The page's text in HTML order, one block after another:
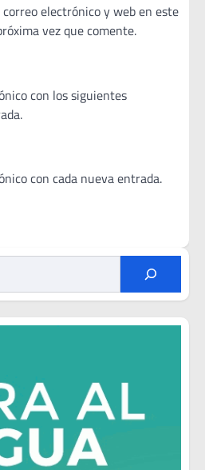
electrónico y web en este
vez que comente.
con los siguientes
con cada nueva entrada.